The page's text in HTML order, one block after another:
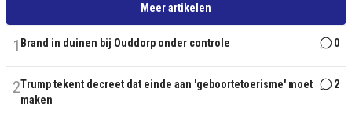
Meer artikelen
1 Brand in duinen bij Ouddorp onder controle 0
2Trump tekent decreet dat einde aan 'geboortetoerisme' moet
maken
2